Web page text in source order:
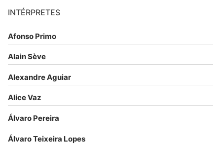
INTÉRPRETES
Afonso Primo
Alain Sève
Alexandre Aguiar
Alice Vaz
Álvaro Pereira
Álvaro Teixeira Lopes